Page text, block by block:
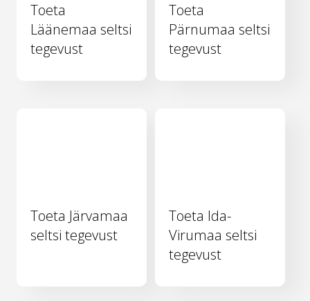
Toeta
Läänemaa seltsi
tegevust
Toeta
Pärnumaa seltsi
tegevust
Toeta Järvamaa
seltsi tegevust
Toeta Ida-
Virumaa seltsi
tegevust